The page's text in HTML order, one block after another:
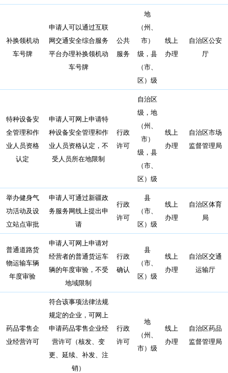
补换领机动
车号牌
申请人可以通过互联
网交通安全综合服务
平台办理补换领机动
车号牌
公共
服务
地
（州、
市）
级，县
（市、
区）级
线上
办理
自治区公安
厅
特种设备安
全管理和作
业人员资格
认定
申请人可网上申请特
种设备安全管理和作
业人员资格认定，不
受人员所在地限制
行政
许可
自治区
级，地
（州、
市）
级，县
（市、
区）级
线上
办理
自治区市场
监督管理局
举办健身气
功活动及设
立站点审批
申请人可通过新疆政
务服务网线上提出申
请
行政
许可
县
（市、
区）级
线上
办理
自治区体育
局
普通道路货
物运输车辆
年度审验
申请人可网上申请对
经营者的普通货运车
辆的年度审验，不受
地域限制
行政
确认
县
（市、
区）级
线上
办理
自治区交通
运输厅
药品零售企
业经营许可
符合该事项法律法规
规定的企业，可网上
申请药品零售企业经
营许可（核发、变
更、延续、补发、注
销）
行政
许可
地
（州、
市）级
线上
办理
自治区药品
监督管理局